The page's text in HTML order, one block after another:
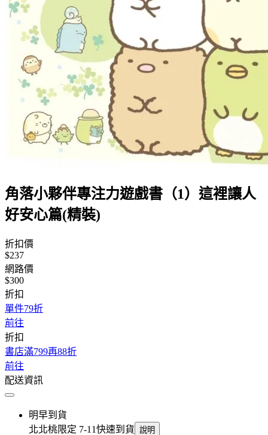
角落小夥伴專注力遊戲書（1）這裡讓人
好安心篇(精裝)
折扣價
$237
網路價
$300
折扣
單件79折
前往
折扣
書店滿799再88折
前往
配送資訊
明早到貨
北北桃限定 7-11快速到貨 說明